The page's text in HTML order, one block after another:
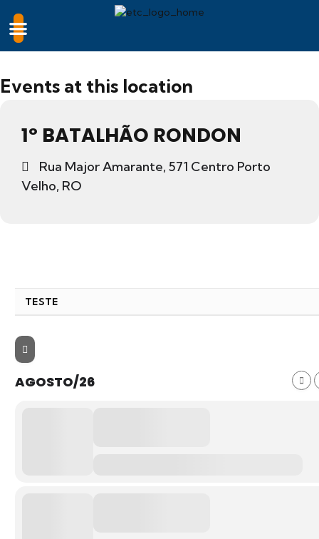
Events at this location
1º BATALHÃO RONDON
Rua Major Amarante, 571 Centro Porto
Velho, RO
TESTE
AGOSTO/26